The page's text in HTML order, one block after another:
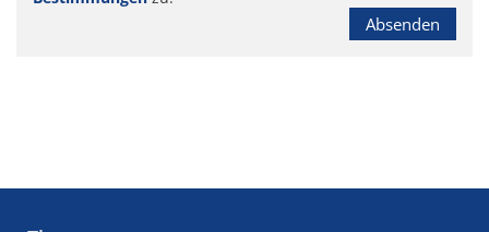
Absenden